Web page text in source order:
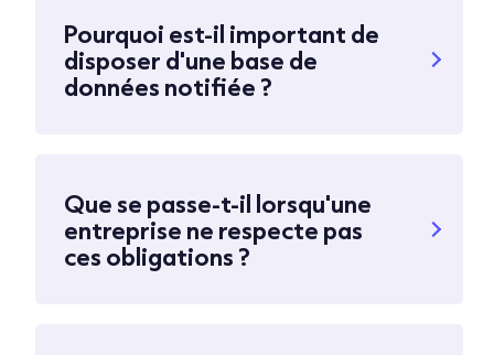
Pourquoi est-il important de
disposer d'une base de
données notifiée ?
Que se passe-t-il lorsqu'une
entreprise ne respecte pas
ces obligations ?